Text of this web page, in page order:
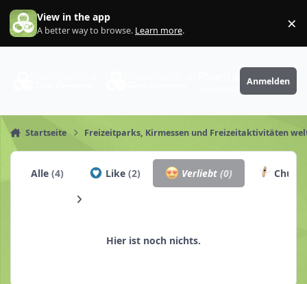
Zum Inhalt springen
View in the app
A better way to browse. Learn more. ×
PhantaFriends.de
Anmelden
Startseite Freizeitparks, Kirmessen und Freizeitaktivitäten
Alle(4) Like (2) Verliebt(0)
Hier ist noch nichts.